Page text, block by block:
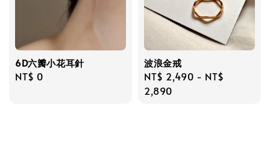
6D六瓣小花耳針
Regular
NT$ 0
波浪金戒
Regular
price
NT$ 2,490 - NT$
2,890